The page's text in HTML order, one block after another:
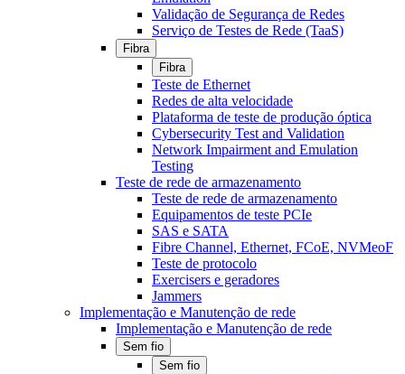
Validação de Segurança de Redes
Serviço de Testes de Rede (TaaS)
Fibra
Fibra
Teste de Ethernet
Redes de alta velocidade
Plataforma de teste de produção óptica
Cybersecurity Test and Validation
Network Impairment and Emulation
Testing
Teste de rede de armazenamento
Teste de rede de armazenamento
Equipamentos de teste PCIe
SAS e SATA
Fibre Channel, Ethernet, FCoE, NVMeoF
Teste de protocolo
Exercisers e geradores
Jammers
Implementação e Manutenção de rede
Implementação e Manutenção de rede
Sem fio
Sem fio